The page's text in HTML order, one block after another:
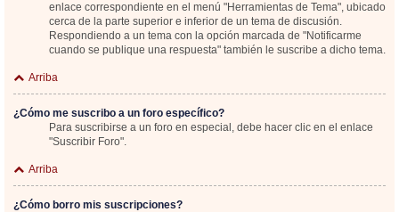
enlace correspondiente en el menú "Herramientas de Tema", ubicado
cerca de la parte superior e inferior de un tema de discusión.
Respondiendo a un tema con la opción marcada de "Notificarme
cuando se publique una respuesta" también le suscribe a dicho tema.
Arriba
¿Cómo me suscribo a un foro específico?
Para suscribirse a un foro en especial, debe hacer clic en el enlace
"Suscribir Foro".
Arriba
¿Cómo borro mis suscripciones?